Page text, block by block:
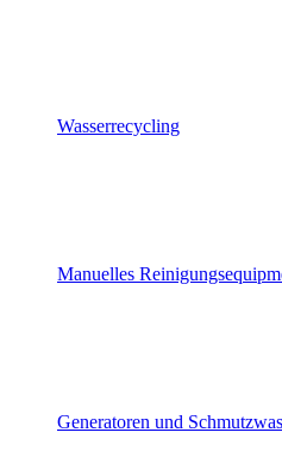
Wasserrecycling
Manuelles
Generatoren und